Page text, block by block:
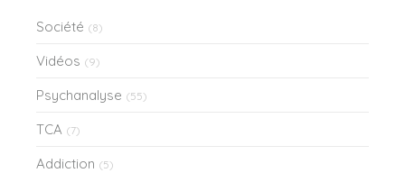
Société (8)
Vidéos (9)
Psychanalyse (55)
TCA (7)
Addiction (5)